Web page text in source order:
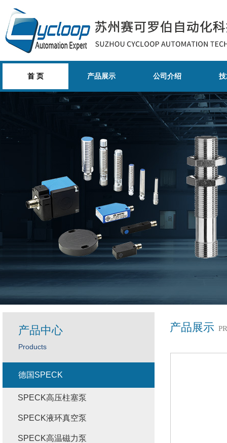
首 页 产品展示 公司介绍
产品展示
产品中心
Products
德国SPECK
SPECK高压柱塞泵
SPECK液环真空泵
SPECK高温磁力泵